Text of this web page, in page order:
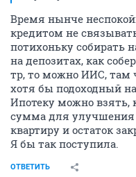
Время нынче
кредитом не
потихоньку собирать
на депозитах, как
тр, то можно ИИС, там
хотя бы подоходный
Ипотеку можно взять,
сумма для
квартиру и остаток
Я бы так поступила.
ОТВЕТИТЬ